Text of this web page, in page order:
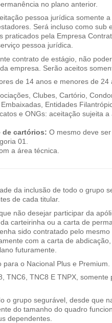
no plano anterior.
pessoa jurídica somente a
Será incluso como sub
praticados pela Empresa
pessoa jurídica.
contrato de estágio, não
empresa. Serão aceitos
de 14 anos e menores de 24
Clubes, Cartório,
Entidades
e ONGs: aceitação sujeita
de cartórios: O mesmo deve
01.
a área técnica.
da inclusão de todo o grupo
de cada titular.
não desejar participar da
carteirinha ou a carta de
sido contratado pelo
com a carta de
futuramente.
o Nacional Plus e Premium.
TNC6, TNC8 E TNPX,
o grupo segurável, desde que
do tamanho do quadro
dependentes.